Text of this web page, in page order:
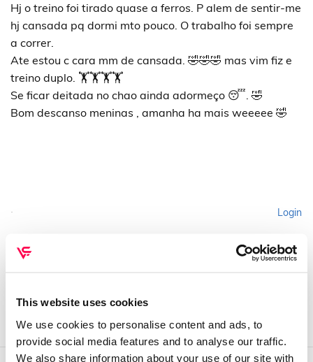
This website uses cookies
We use cookies to personalise content and ads, to
provide social media features and to analyse our traffic.
We also share information about your use of our site with
Hj o treino foi tirado quase a ferros. P alem de sentir-me
hj cansada pq dormi mto pouco. O trabalho foi sempre
a correr.
Ate estou c cara mm de cansada. 🤣🤣🤣 mas vim fiz e
treino duplo. 🏋🏋🏋🏋
Se ficar deitada no chao ainda adormeço 😴. 🤣
Bom descanso meninas , amanha ha mais weeeee 🤣
Login